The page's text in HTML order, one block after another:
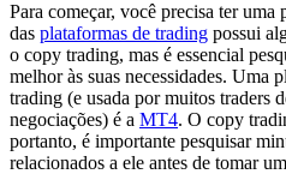
Para começar, você precisa ter
das plataformas de trading possui
o copy trading, mas é essencial
melhor às suas necessidades. Uma
trading (e usada por muitos traders
negociações) é a MT4. O copy
portanto, é importante pesquisar
relacionados a ele antes de tomar